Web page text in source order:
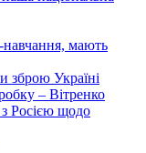
навчання, мають
зброю Україні
– Вітренко
Росією щодо